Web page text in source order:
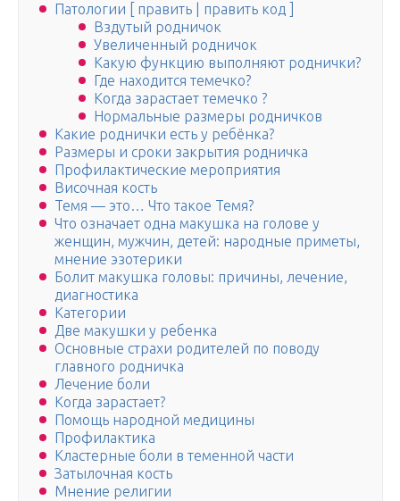
Патологии [ править | править код ]
Вздутый родничок
Увеличенный родничок
Какую функцию выполняют роднички?
Где находится темечко?
Когда зарастает темечко ?
Нормальные размеры родничков
Какие роднички есть у ребёнка?
Размеры и сроки закрытия родничка
Профилактические мероприятия
Височная кость
Темя — это… Что такое Темя?
Что означает одна макушка на голове у
женщин, мужчин, детей: народные приметы,
мнение эзотерики
Болит макушка головы: причины, лечение,
диагностика
Категории
Две макушки у ребенка
Основные страхи родителей по поводу
главного родничка
Лечение боли
Когда зарастает?
Помощь народной медицины
Профилактика
Кластерные боли в теменной части
Затылочная кость
Мнение религии